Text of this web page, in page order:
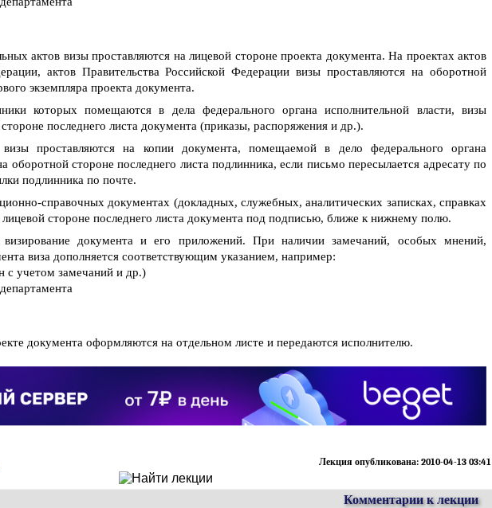
актов визы проставляются на лицевой стороне проекта документа. На проектах актов
актов Правительства Российской Федерации визы проставляются на оборотной
экземпляра проекта документа.
которых помещаются в дела федерального органа исполнительной власти, визы
последнего листа документа (приказы, распоряжения и др.).
проставляются на копии документа, помещаемой в дело федерального органа
оборотной стороне последнего листа подлинника, если письмо пересылается адресату по
подлинника по почте.
справочных документах (докладных, служебных, аналитических записках, справках
стороне последнего листа документа под подписью, ближе к нижнему полю.
визирование документа и его приложений. При наличии замечаний, особых мнений,
виза дополняется соответствующим указанием, например:
с учетом замечаний и др.)
документа оформляются на отдельном листе и передаются исполнителю.
Лекция опубликована: 2010-04-13 03:41
Комментарии к лекции